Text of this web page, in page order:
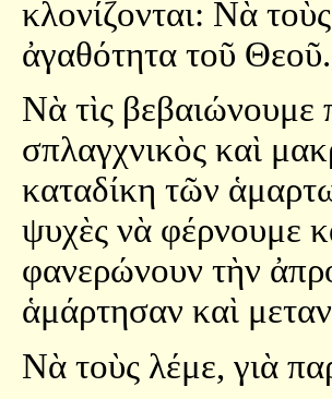
κλονίζονται: Νὰ
ἀγαθότητα τοῦ Θεοῦ.
Νὰ τὶς βεβαιώνουμε
σπλαγχνικὸς καὶ
καταδίκη τῶν
ψυχὲς νὰ φέρνουμε
φανερώνουν τὴν
ἁμάρτησαν καὶ
Νὰ τοὺς λέμε, γιὰ